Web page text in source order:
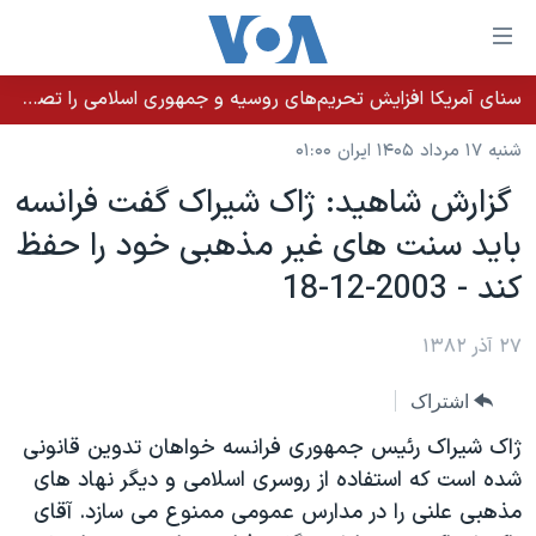
لینکهای
قابل
دسترسی
جهش
محتوای
اصلی
جهش
صفحه
جهش
به
جستجو
خانه
نسخه سبک وب‌سایت
موضوع ها
ایران
آمریکا
جهان
ویژه برنامه‌ها
ویدیوها
برنامه های تلویزیونی
جدول برنامه ها
صفحه‌های ویژه
۲۵۰سالگی آمریکا
بایگانی برنامه‌های تلویزیونی
فرکانس‌های صدای آمریکا
یادگیری زبان انگلیسی
سنای آمریکا افزایش تحریم‌های روسیه و جمهوری اسلامی را تصویب کرد؛ زلنسکی از این اقدام تشکر کرد
شنبه ۱۷ مرداد ۱۴۰۵ ایران ۰۱:۰۰
گزارش شاهيد: ژاک شيراک گفت فرانسه
بايد سنت های غير مذهبی خود را حفظ
کند - 2003-12-18
۲۷ آذر ۱۳۸۲
اشتراک
ژاک شيراک رئيس جمهوری فرانسه خواهان تدوين قانونی
شده است که استفاده از روسری اسلامی و ديگر نهاد های
مذهبی علنی را در مدارس عمومی ممنوع می سازد. آقای